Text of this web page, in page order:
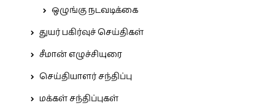
ஒழுங்கு நடவடிக்கை
துயர் பகிர்வுச் செய்திகள்
சீமான் எழுச்சியுரை
செய்தியாளர் சந்திப்பு
மக்கள் சந்திப்புகள்